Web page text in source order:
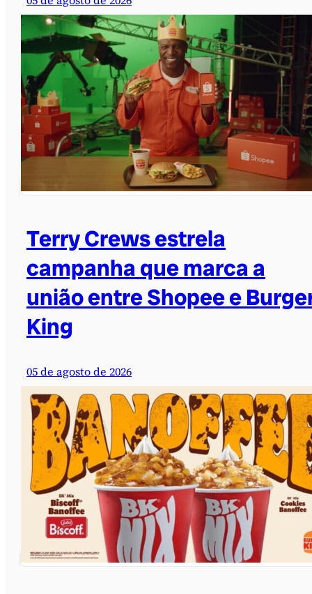
Terry Crews estrela
campanha que marca a
união entre Shopee e
King
05 de agosto de 2026